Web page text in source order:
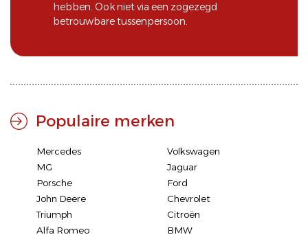
hebben. Ook niet via een zogezegd
betrouwbare tussenpersoon.
Populaire merken
Mercedes
Volkswagen
MG
Jaguar
Porsche
Ford
John Deere
Chevrolet
Triumph
Citroën
Alfa Romeo
BMW